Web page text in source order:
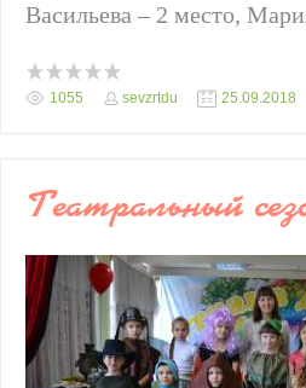
Васильева – 2 место,
1055 sevzrtdu 25.09.2018
Театральный